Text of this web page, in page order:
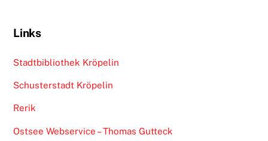
Links
Stadtbibliothek Kröpelin
Schusterstadt Kröpelin
Rerik
Ostsee Webservice – Thomas Gutteck